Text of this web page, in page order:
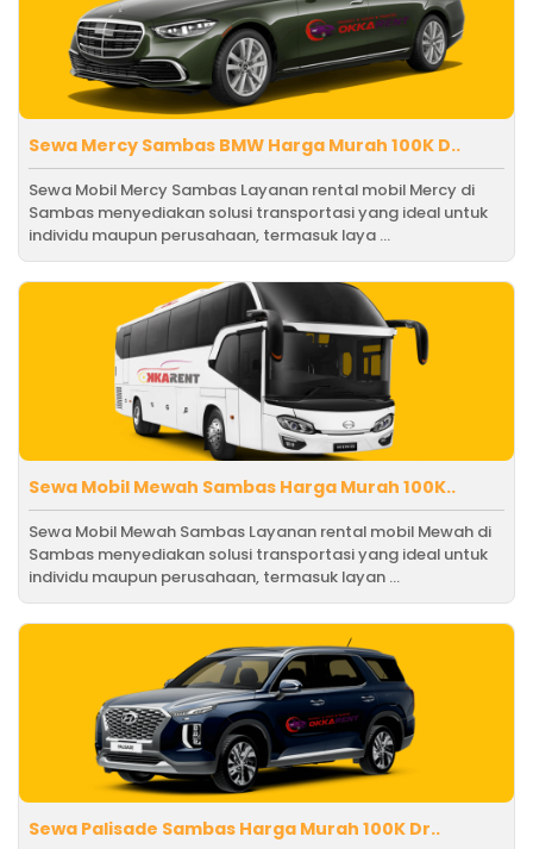
Sewa Mercy Sambas BMW Harga Murah 100K D..
Sewa Mobil Mercy Sambas Layanan rental mobil Mercy di
Sambas menyediakan solusi transportasi yang ideal untuk
individu maupun perusahaan, termasuk laya ...
Sewa Mobil Mewah Sambas Harga Murah 100K..
Sewa Mobil Mewah Sambas Layanan rental mobil Mewah di
Sambas menyediakan solusi transportasi yang ideal untuk
individu maupun perusahaan, termasuk layan ...
Sewa Palisade Sambas Harga Murah 100K Dr..